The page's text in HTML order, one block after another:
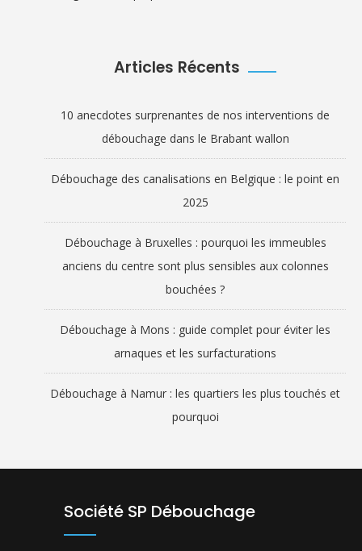
Articles Récents
10 anecdotes surprenantes de nos interventions de
débouchage dans le Brabant wallon
Débouchage des canalisations en Belgique : le point en
2025
Débouchage à Bruxelles : pourquoi les immeubles
anciens du centre sont plus sensibles aux colonnes
bouchées ?
Débouchage à Mons : guide complet pour éviter les
arnaques et les surfacturations
Débouchage à Namur : les quartiers les plus touchés et
pourquoi
Société SP Débouchage